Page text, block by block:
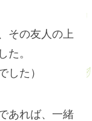
その友人の上
た。
した）
あれば、一緒